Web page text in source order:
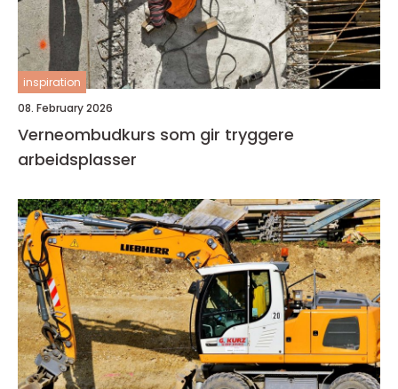
inspiration
08. February 2026
Verneombudkurs som gir tryggere
arbeidsplasser